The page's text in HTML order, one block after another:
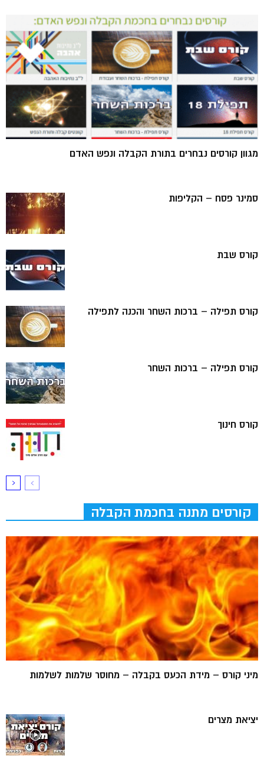
מגוון קורסים נבחרים בתורת הקבלה ונפש האדם
סמינר פסח – הקליפות
קורס שבת
קורס תפילה – ברכות השחר והכנה לתפילה
קורס תפילה – ברכות השחר
קורס חינוך
קורסים מתנה בחכמת הקבלה
מיני קורס – מידת הכעס בקבלה – מחוסר שלמות לשלמות
יציאת מצרים